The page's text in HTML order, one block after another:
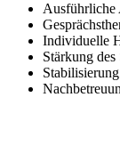
Ausführliche
Individuelle
Stärkung des